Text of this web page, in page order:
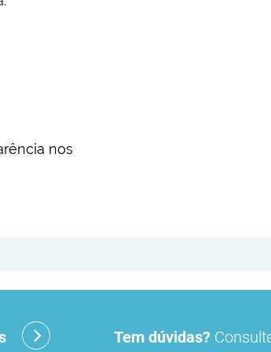
nos
Tem dúvidas?